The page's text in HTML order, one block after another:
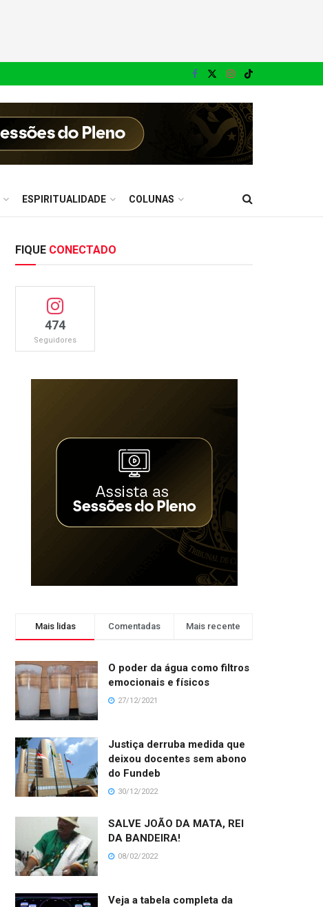
ESPIRITUALIDADE COLUNAS
FIQUE CONECTADO
474
Seguidores
Mais lidas Comentadas Mais recente
O poder da água como filtros
emocionais e físicos
27/12/2021
Justiça derruba medida que
deixou docentes sem abono
do Fundeb
30/12/2022
SALVE JOÃO DA MATA, REI
DA BANDEIRA!
08/02/2022
Veja a tabela completa da